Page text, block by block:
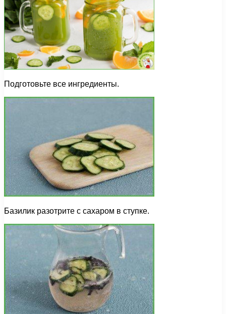
Подготовьте все ингредиенты.
Базилик разотрите с сахаром в ступке.